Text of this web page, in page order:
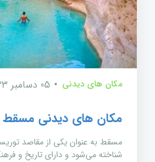
مکان های دیدنی 05 دسامبر 2023
مکان های دیدنی مسقط
مسقط به عنوان یکی از مقاصد
شناخته می‌شود و دارای تاریخ و